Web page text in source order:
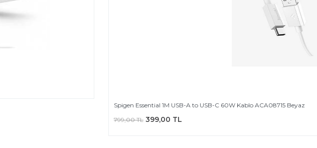
Spigen Essential 1M USB-A to USB-C 60W Kablo ACA08715 Beyaz
799,00 TL 399,00 TL